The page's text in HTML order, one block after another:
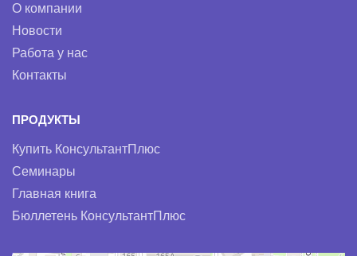
О компании
Новости
Работа у нас
Контакты
ПРОДУКТЫ
Купить КонсультантПлюс
Семинары
Главная книга
Бюллетень КонсультантПлюс